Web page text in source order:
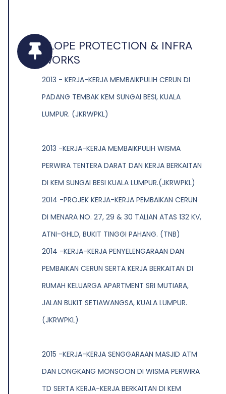
SLOPE PROTECTION & INFRA
WORKS
2013 - KERJA-KERJA MEMBAIKPULIH CERUN DI
PADANG TEMBAK KEM SUNGAI BESI, KUALA
LUMPUR. (JKRWPKL)
2013 -KERJA-KERJA MEMBAIKPULIH WISMA
PERWIRA TENTERA DARAT DAN KERJA BERKAITAN
DI KEM SUNGAI BESI KUALA LUMPUR.(JKRWPKL)
2014 -PROJEK KERJA-KERJA PEMBAIKAN CERUN
DI MENARA NO. 27, 29 & 30 TALIAN ATAS 132 KV,
ATNI-GHLD, BUKIT TINGGI PAHANG. (TNB)
2014 -KERJA-KERJA PENYELENGARAAN DAN
PEMBAIKAN CERUN SERTA KERJA BERKAITAN DI
RUMAH KELUARGA APARTMENT SRI MUTIARA,
JALAN BUKIT SETIAWANGSA, KUALA LUMPUR.
(JKRWPKL)
2015 -KERJA-KERJA SENGGARAAN MASJID ATM
DAN LONGKANG MONSOON DI WISMA PERWIRA
TD SERTA KERJA-KERJA BERKAITAN DI KEM